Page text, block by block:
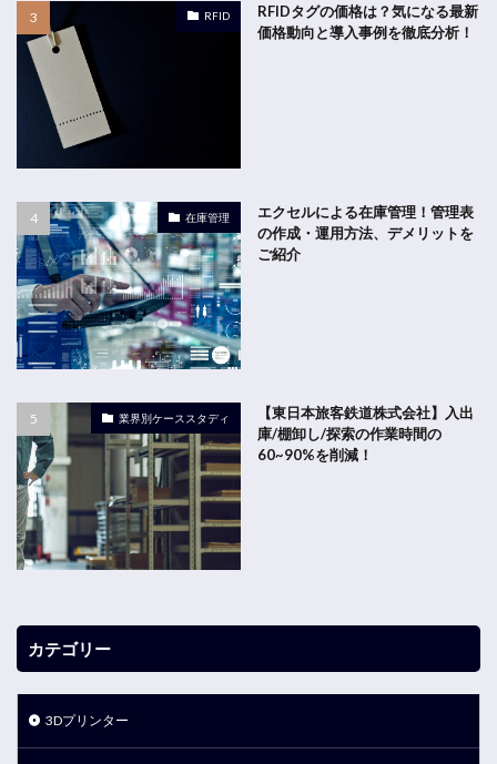
RFID
RFIDタグの価格は？気になる最新
価格動向と導入事例を徹底分析！
在庫管理
エクセルによる在庫管理！管理表
の作成・運用方法、デメリットを
ご紹介
業界別ケーススタディ
【東日本旅客鉄道株式会社】入出
庫/棚卸し/探索の作業時間の
60~90%を削減！
カテゴリー
3Dプリンター